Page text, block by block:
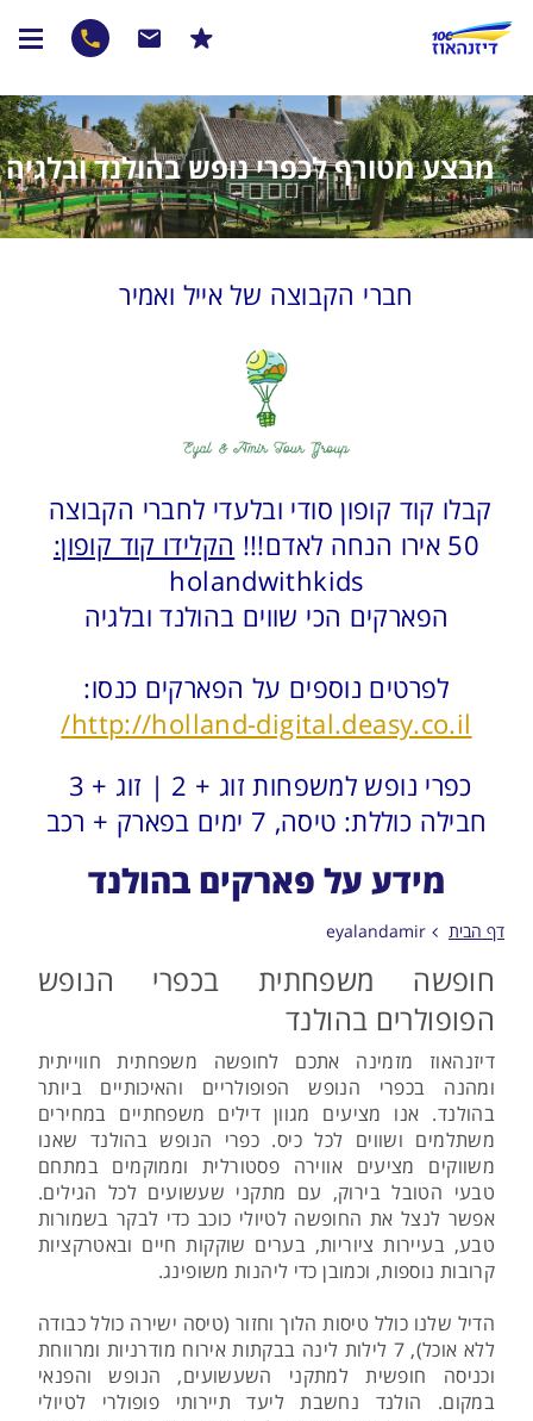
מבצע מטורף לכפרי נופש בהולנד ובלגיה
חברי הקבוצה של אייל ואמיר
קבלו קוד קופון סודי ובלעדי לחברי הקבוצה
50 אירו הנחה לאדם!!!
הקלידו קוד קופון:
holandwithkids
הפארקים הכי שווים בהולנד ובלגיה
לפרטים נוספים על הפארקים כנסו:
http://holland-digital.deasy.co.il/
כפרי נופש למשפחות זוג + 2 | זוג + 3
חבילה כוללת: טיסה, 7 ימים בפארק + רכב
מידע על פארקים בהולנד
דף הבית eyalandamir
חופשה משפחתית בכפרי הנופש
הפופולרים בהולנד
דיזנהאוז מזמינה אתכם לחופשה משפחתית חווייתית
ומהנה בכפרי הנופש הפופולריים והאיכותיים ביותר
בהולנד. אנו מציעים מגוון דילים משפחתיים במחירים
משתלמים ושווים לכל כיס. כפרי הנופש בהולנד שאנו
משווקים מציעים אווירה פסטורלית וממוקמים במתחם
טבעי הטובל בירוק, עם מתקני שעשועים לכל הגילים.
אפשר לנצל את החופשה לטיולי כוכב כדי לבקר בשמורות
טבע, בעיירות ציוריות, בערים שוקקות חיים ובאטרקציות
קרובות נוספות, וכמובן כדי ליהנות משופינג.
הדיל שלנו כולל טיסות הלוך וחזור (טיסה ישירה כולל כבודה
ללא אוכל), 7 לילות לינה בבקתות אירוח מודרניות ומרווחת
וכניסה חופשית למתקני השעשועים, הנופש והפנאי
במקום. הולנד נחשבת ליעד תיירותי פופולרי לטיולי